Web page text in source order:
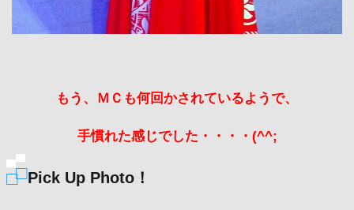
もう、ＭＣも何回かされているようで、
手慣れた感じでした・・・・(^^;
Pick Up Photo！